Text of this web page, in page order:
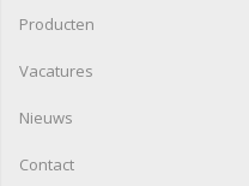
Producten
Vacatures
Nieuws
Contact